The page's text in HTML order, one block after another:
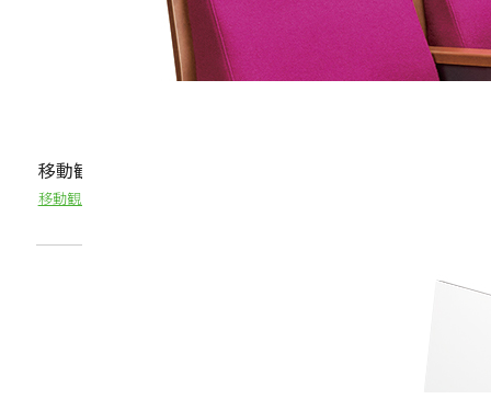
移動観覧席（フルオート）タイプP シアターモアプレミ
移動観覧席（ロールバックチェアースタンド）に搭載するイスの、プ